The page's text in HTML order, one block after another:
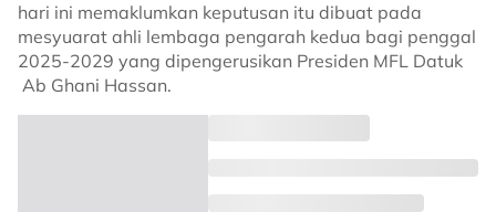
hari ini memaklumkan keputusan itu dibuat pada
mesyuarat ahli lembaga pengarah kedua bagi penggal
2025-2029 yang dipengerusikan Presiden MFL Datuk
Ab Ghani Hassan.